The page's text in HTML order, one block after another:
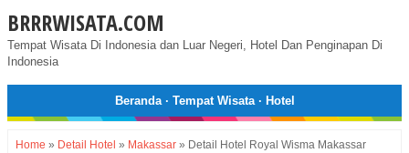
BRRRWISATA.COM
Tempat Wisata Di Indonesia dan Luar Negeri, Hotel Dan Penginapan Di
Indonesia
Beranda· Tempat Wisata· Hotel
Home » Detail Hotel » Makassar » Detail Hotel Royal Wisma Makassar